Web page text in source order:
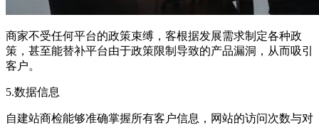
商家不受任何平台的政策束缚，客根据发展需求制定各种政
策，甚至能替补平台由于政策限制导致的产品漏洞，从而吸引
客户。
5.数据信息
自建站商检能够准确掌握所有客户信息，网站的访问次数与对